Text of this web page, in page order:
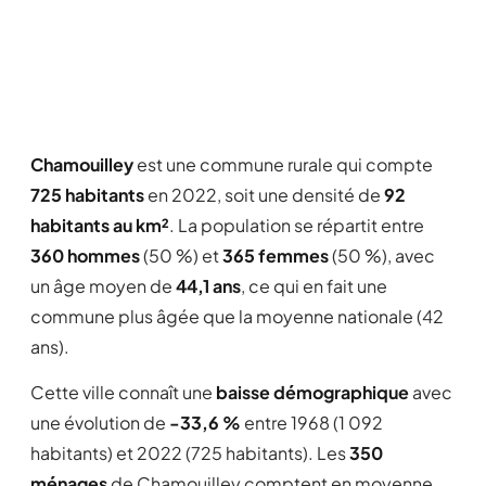
Signaler cet avis
A agnes b
★ ★★★★2,0/5
village accueillant, employés communaux très
soit un vrai massacre...).
c'est une petite commune qui évolue
Lire la suite
Chamouilleyest une commune rurale qui compte
725 habitantsen 2022, soit une densité de92
habitants au km². La population se répartit entre
360 hommes(50 %) et365 femmes(50 %), avec
un âge moyen de44,1 ans, ce qui en fait une
commune plus âgée que la moyenne nationale (42
ans).
Cette ville connaît une baisse démographiqueavec
une évolution de -33,6 % entre 1968 (1 092
habitants) et 2022 (725 habitants). Les350